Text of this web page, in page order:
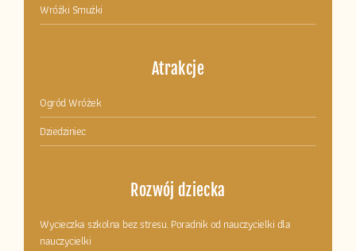
Wróżki Smużki
Atrakcje
Ogród Wróżek
Dziedziniec
Rozwój dziecka
Wycieczka szkolna bez stresu. Poradnik od nauczycielki dla
nauczycielki